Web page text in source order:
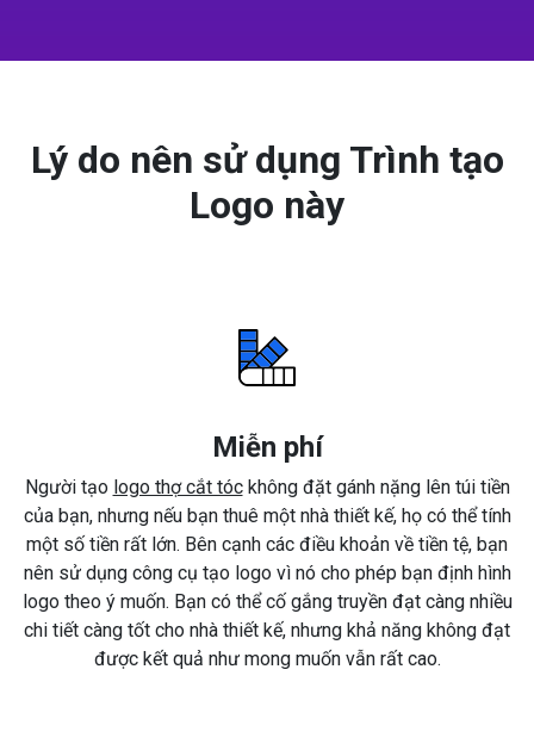
Lý do nên sử dụng Trình tạo
Logo này
Miễn phí
Người tạo logo thợ cắt tóckhông đặt gánh nặng lên túi tiền
của bạn, nhưng nếu bạn thuê một nhà thiết kế, họ có thể tính
một số tiền rất lớn. Bên cạnh các điều khoản về tiền tệ, bạn
nên sử dụng công cụ tạo logo vì nó cho phép bạn định hình
logo theo ý muốn. Bạn có thể cố gắng truyền đạt càng nhiều
chi tiết càng tốt cho nhà thiết kế, nhưng khả năng không đạt
được kết quả như mong muốn vẫn rất cao.